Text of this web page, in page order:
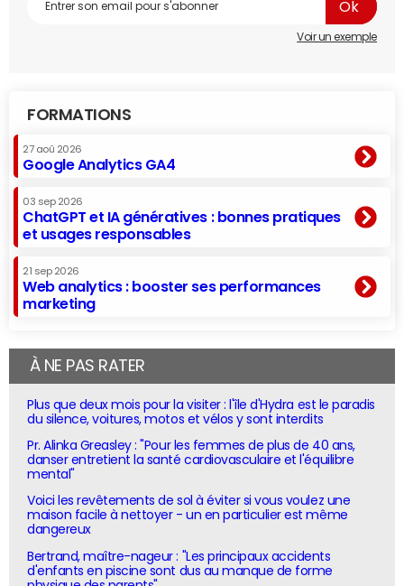
Voir un exemple
FORMATIONS
27 aoû 2026
Google Analytics GA4
03 sep 2026
ChatGPT et IA génératives : bonnes pratiques
et usages responsables
21 sep 2026
Web analytics : booster ses performances
marketing
À NE PAS RATER
Plus que deux mois pour la visiter : l'île d'Hydra est le paradis
du silence, voitures, motos et vélos y sont interdits
Pr. Alinka Greasley : "Pour les femmes de plus de 40 ans,
danser entretient la santé cardiovasculaire et l'équilibre
mental"
Voici les revêtements de sol à éviter si vous voulez une
maison facile à nettoyer - un en particulier est même
dangereux
Bertrand, maître-nageur : "Les principaux accidents
d'enfants en piscine sont dus au manque de forme